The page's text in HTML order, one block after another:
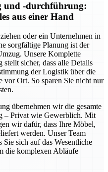
und -durchführung:
aus einer Hand
oder ein Unternehmen in
sorgfältige Planung ist der
Unsere Komplette
sicher, dass alle Details
der Logistik über die
vor Ort. So sparen Sie nicht nur
übernehmen wir die gesamte
– Privat wie Gewerblich. Mit
wir dafür, dass Ihre Möbel,
werden. Unser Team
Sie sich auf das Wesentliche
die komplexen Abläufe